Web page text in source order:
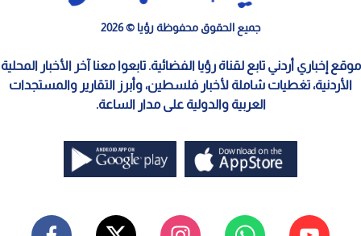
جميع الحقوق محفوظة رؤيا © 2026
موقع إخباري أردني تابع لقناة رؤيا الفضائية. تابعوا معنا آخر الأخبار المحلية
الأردنية، تغطيات شاملة لأخبار فلسطين، وأبرز التقارير والمستجدات
العربية والدولية على مدار الساعة.